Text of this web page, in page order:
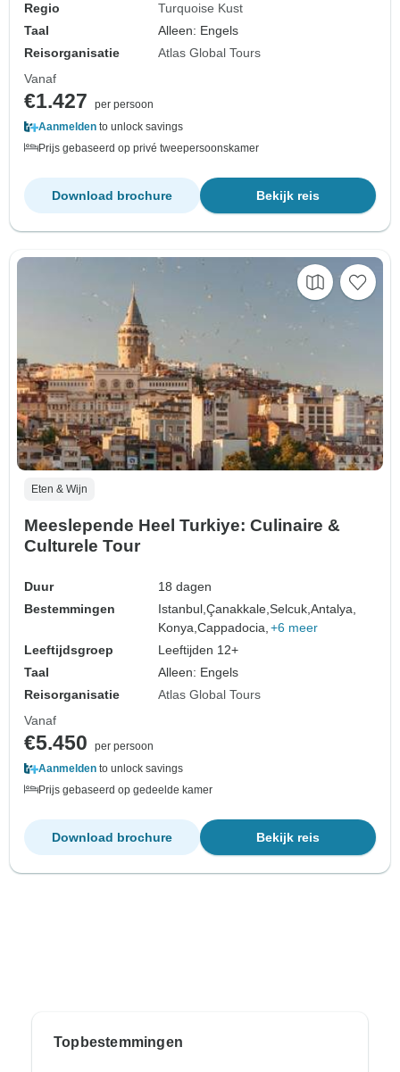
Regio
Turquoise Kust
Taal
Alleen: Engels
Reisorganisatie
Atlas Global Tours
Vanaf
€1.427
per persoon
Aanmelden to unlock savings
Prijs gebaseerd op privé tweepersoonskamer
Bekijk reis
Download brochure
Eten & Wijn
Meeslepende Heel Turkiye: Culinaire &
Culturele Tour
Duur
18 dagen
Bestemmingen
Istanbul,Çanakkale,Selcuk,Antalya,
Konya,Cappadocia, +6 meer
Leeftijdsgroep
Leeftijden 12+
Taal
Alleen: Engels
Reisorganisatie
Atlas Global Tours
Vanaf
€5.450
per persoon
Aanmelden to unlock savings
Prijs gebaseerd op gedeelde kamer
Bekijk reis
Download brochure
Topbestemmingen